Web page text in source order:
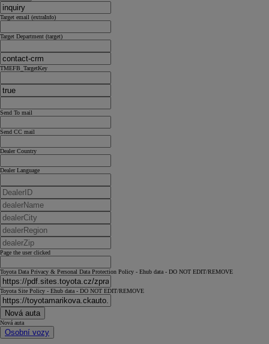
Target email (extraInfo)
Target Department (target)
TMEFB_TargetKey
Send To mail
Send CC mail
Dealer Country
Dealer Language
Page the user clicked
Toyota Data Privacy & Personal Data Protection Policy - Ehub data - DO NOT EDIT/REMOVE
Toyota Site Policy - Ehub data - DO NOT EDIT/REMOVE
Nová auta
Nová auta
Osobní vozy